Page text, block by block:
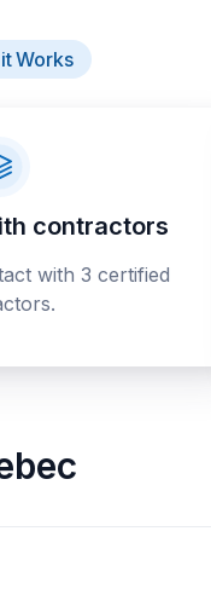
Works
contractors
with 3 certified